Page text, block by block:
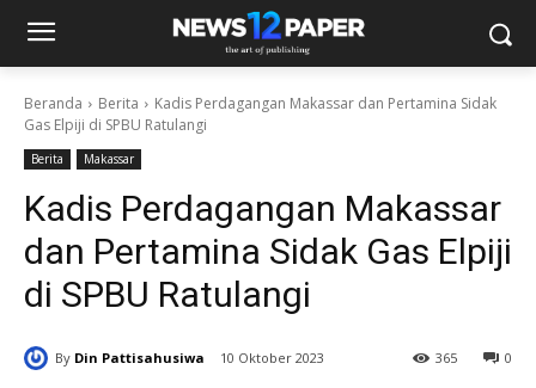
Beranda Berita
Kadis Perdagangan Makassar dan Pertamina Sidak
Gas Elpiji di SPBU Ratulangi
Berita Makassar
Kadis Perdagangan Makassar
dan Pertamina Sidak Gas Elpiji
di SPBU Ratulangi
By Din Pattisahusiwa 10 Oktober 2023 0
365